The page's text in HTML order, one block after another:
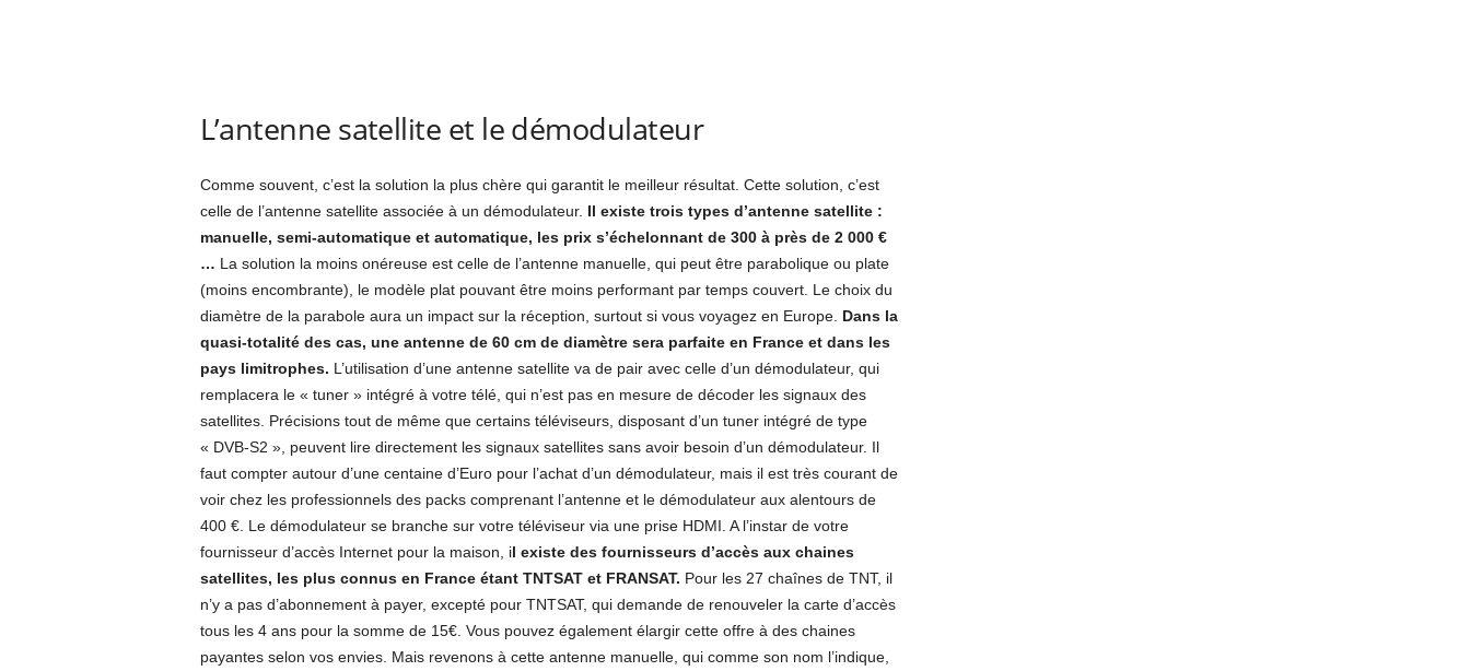
L’antenne satellite et le démodulateur
Comme souvent, c’est la solution la plus chère qui garantit le meilleur résultat. Cette solution, c’est
celle de l’antenne satellite associée à un démodulateur. Il existe trois types d’antenne satellite :
manuelle, semi-automatique et automatique, les prix s’échelonnant de 300 à près de 2 000 €
… La solution la moins onéreuse est celle de l’antenne manuelle, qui peut être parabolique ou plate
(moins encombrante), le modèle plat pouvant être moins performant par temps couvert. Le choix du
diamètre de la parabole aura un impact sur la réception, surtout si vous voyagez en Europe. Dans la
quasi-totalité des cas, une antenne de 60 cm de diamètre sera parfaite en France et dans les
pays limitrophes. L’utilisation d’une antenne satellite va de pair avec celle d’un démodulateur, qui
remplacera le « tuner » intégré à votre télé, qui n’est pas en mesure de décoder les signaux des
satellites. Précisions tout de même que certains téléviseurs, disposant d’un tuner intégré de type
« DVB-S2 », peuvent lire directement les signaux satellites sans avoir besoin d’un démodulateur. Il
faut compter autour d’une centaine d’Euro pour l’achat d’un démodulateur, mais il est très courant de
voir chez les professionnels des packs comprenant l’antenne et le démodulateur aux alentours de
400 €. Le démodulateur se branche sur votre téléviseur via une prise HDMI. A l’instar de votre
fournisseur d’accès Internet pour la maison, il existe des fournisseurs d’accès aux chaines
satellites, les plus connus en France étant TNTSAT et FRANSAT. Pour les 27 chaînes de TNT, il
n’y a pas d’abonnement à payer, excepté pour TNTSAT, qui demande de renouveler la carte d’accès
tous les 4 ans pour la somme de 15€. Vous pouvez également élargir cette offre à des chaines
payantes selon vos envies. Mais revenons à cette antenne manuelle, qui comme son nom l’indique,